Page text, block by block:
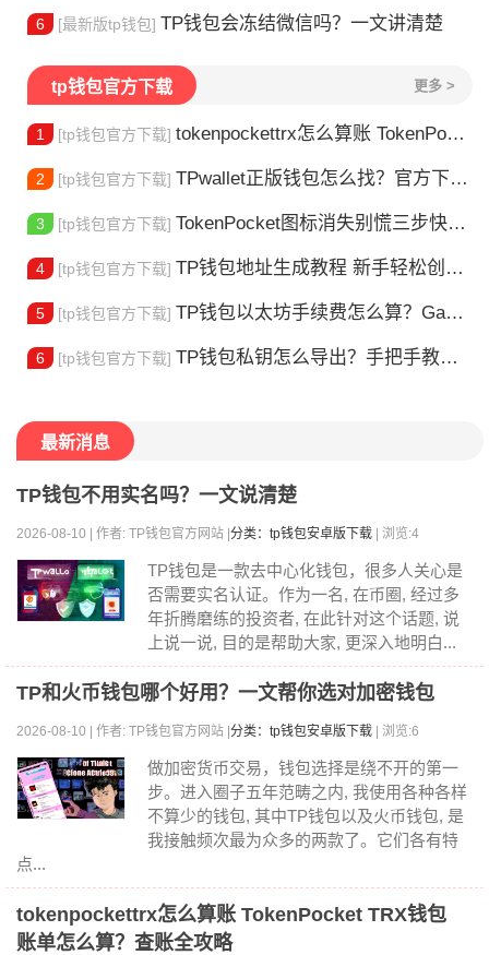
6 [最新版tp钱包] TP钱包会冻结微信吗？一文讲清楚
tp钱包官方下载 更多 >
1 [tp钱包官方下载] tokenpockettrx怎么算账 TokenPocket TRX钱包账单怎么算？查账全攻略
2 [tp钱包官方下载] TPwallet正版钱包怎么找？官方下载渠道全解析
3 [tp钱包官方下载] TokenPocket图标消失别慌三步快速找回你的钱包
4 [tp钱包官方下载] TP钱包地址生成教程 新手轻松创建钱包
5 [tp钱包官方下载] TP钱包以太坊手续费怎么算？Gas 费省钱全攻略
6 [tp钱包官方下载] TP钱包私钥怎么导出？手把手教你安全备份助记词
最新消息
TP钱包不用实名吗？一文说清楚
2026-08-10 | 作者: TP钱包官方网站 | 分类：tp钱包安卓版下载 | 浏览:4
TP钱包是一款去中心化钱包，很多人关心是
否需要实名认证。作为一名, 在币圈, 经过多
年折腾磨练的投资者, 在此针对这个话题, 说
上说一说, 目的是帮助大家, 更深入地明白...
TP和火币钱包哪个好用？一文帮你选对加密钱包
2026-08-10 | 作者: TP钱包官方网站 | 分类：tp钱包安卓版下载 | 浏览:6
做加密货币交易，钱包选择是绕不开的第一
步。进入圈子五年范畴之内, 我使用各种各样
不算少的钱包, 其中TP钱包以及火币钱包, 是
我接触频次最为众多的两款了。它们各有特
点...
tokenpockettrx怎么算账 TokenPocket TRX钱包
账单怎么算？查账全攻略